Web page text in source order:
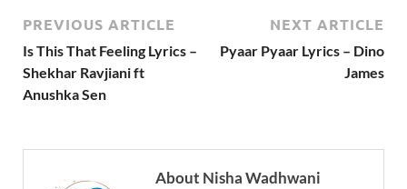
PREVIOUS ARTICLE
Is This That Feeling Lyrics –
Shekhar Ravjiani ft
Anushka Sen
NEXT ARTICLE
Pyaar Pyaar Lyrics – Dino
James
About Nisha Wadhwani